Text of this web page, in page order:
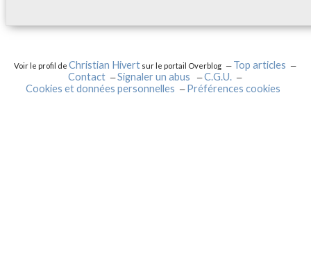
Voir le profil deChristian Hivert sur le portail Overblog
Top articles
Contact
Signaler un abus
C.G.U.
Cookies et données personnelles
Préférences cookies